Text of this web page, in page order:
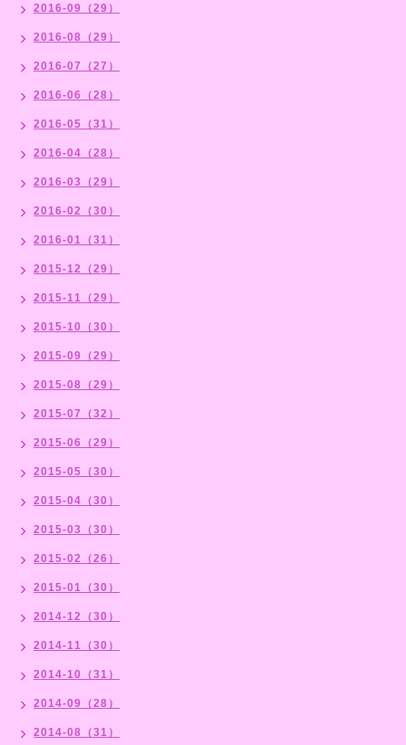
2016-09（29）
2016-08（29）
2016-07（27）
2016-06（28）
2016-05（31）
2016-04（28）
2016-03（29）
2016-02（30）
2016-01（31）
2015-12（29）
2015-11（29）
2015-10（30）
2015-09（29）
2015-08（29）
2015-07（32）
2015-06（29）
2015-05（30）
2015-04（30）
2015-03（30）
2015-02（26）
2015-01（30）
2014-12（30）
2014-11（30）
2014-10（31）
2014-09（28）
2014-08（31）